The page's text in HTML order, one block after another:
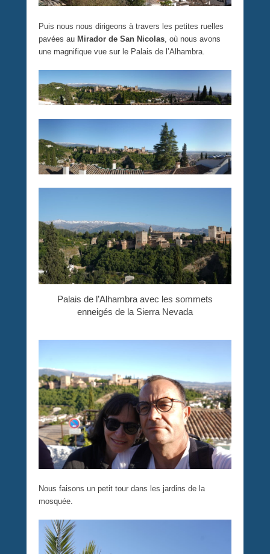
Puis nous nous dirigeons à travers les petites ruelles
pavées au Mirador de San Nicolas , où nous avons
une magnifique vue sur le Palais de l’Alhambra.
Palais de l’Alhambra avec les sommets
enneigés de la Sierra Nevada
Nous faisons un petit tour dans les jardins de la
mosquée.